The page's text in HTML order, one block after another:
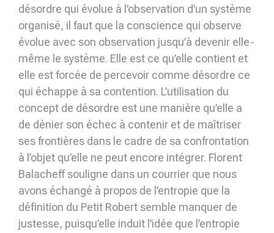
désordre qui évolue à l’observation d’un système
organisé, il faut que la conscience qui observe
évolue avec son observation jusqu’à devenir elle-
même le système. Elle est ce qu’elle contient et
elle est forcée de percevoir comme désordre ce
qui échappe à sa contention. L’utilisation du
concept de désordre est une manière qu’elle a
de dénier son échec à contenir et de maîtriser
ses frontières dans le cadre de sa confrontation
à l’objet qu’elle ne peut encore intégrer. Florent
Balacheff souligne dans un courrier que nous
avons échangé à propos de l’entropie que la
définition du Petit Robert semble manquer de
justesse, puisqu’elle induit l’idée que l’entropie